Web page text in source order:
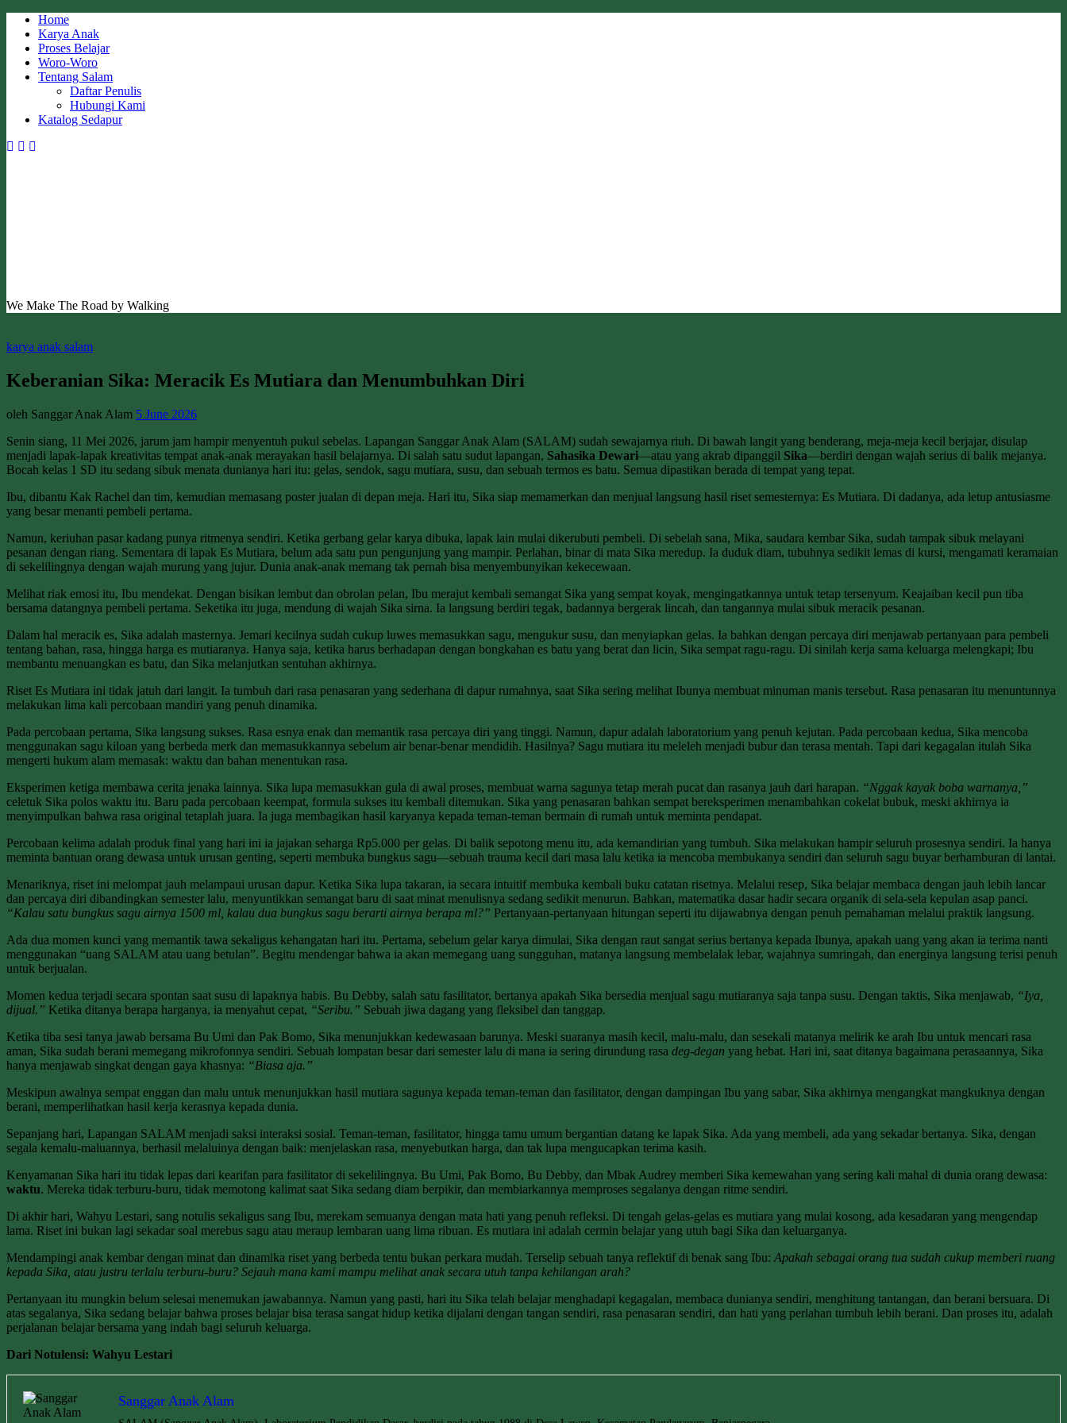
Skip
content
Home
Karya Anak
Proses Belajar
Woro-Woro
Tentang Salam
Daftar Penulis
Hubungi Kami
Katalog Sedapur
We Make The Road by Walking
karya anak salam
Keberanian Sika: Meracik Es Mutiara dan Menumbuhkan Diri
oleh Sanggar Anak Alam 5 June 2026
Senin siang, 11 Mei 2026, jarum jam hampir menyentuh pukul sebelas. Lapangan Sanggar Anak Alam (SALAM) sudah sewajarnya riuh. Di bawah langit yang benderang, meja-meja kecil berjajar, disulap
menjadi lapak-lapak kreativitas tempat anak-anak merayakan hasil belajarnya. Di salah satu sudut lapangan, Sahasika Dewari—atau yang akrab dipanggil Sika—berdiri dengan wajah serius di balik mejanya.
Bocah kelas 1 SD itu sedang sibuk menata dunianya hari itu: gelas, sendok, sagu mutiara, susu, dan sebuah termos es batu. Semua dipastikan berada di tempat yang tepat.
Ibu, dibantu Kak Rachel dan tim, kemudian memasang poster jualan di depan meja. Hari itu, Sika siap memamerkan dan menjual langsung hasil riset semesternya: Es Mutiara. Di dadanya, ada letup antusiasme
yang besar menanti pembeli pertama.
Namun, keriuhan pasar kadang punya ritmenya sendiri. Ketika gerbang gelar karya dibuka, lapak lain mulai dikerubuti pembeli. Di sebelah sana, Mika, saudara kembar Sika, sudah tampak sibuk melayani
pesanan dengan riang. Sementara di lapak Es Mutiara, belum ada satu pun pengunjung yang mampir. Perlahan, binar di mata Sika meredup. Ia duduk diam, tubuhnya sedikit lemas di kursi, mengamati keramaian
di sekelilingnya dengan wajah murung yang jujur. Dunia anak-anak memang tak pernah bisa menyembunyikan kekecewaan.
Melihat riak emosi itu, Ibu mendekat. Dengan bisikan lembut dan obrolan pelan, Ibu merajut kembali semangat Sika yang sempat koyak, mengingatkannya untuk tetap tersenyum. Keajaiban kecil pun tiba
bersama datangnya pembeli pertama. Seketika itu juga, mendung di wajah Sika sirna. Ia langsung berdiri tegak, badannya bergerak lincah, dan tangannya mulai sibuk meracik pesanan.
Dalam hal meracik es, Sika adalah masternya. Jemari kecilnya sudah cukup luwes memasukkan sagu, mengukur susu, dan menyiapkan gelas. Ia bahkan dengan percaya diri menjawab pertanyaan para pembeli
tentang bahan, rasa, hingga harga es mutiaranya. Hanya saja, ketika harus berhadapan dengan bongkahan es batu yang berat dan licin, Sika sempat ragu-ragu. Di sinilah kerja sama keluarga melengkapi; Ibu
membantu menuangkan es batu, dan Sika melanjutkan sentuhan akhirnya.
Riset Es Mutiara ini tidak jatuh dari langit. Ia tumbuh dari rasa penasaran yang sederhana di dapur rumahnya, saat Sika sering melihat Ibunya membuat minuman manis tersebut. Rasa penasaran itu menuntunnya
melakukan lima kali percobaan mandiri yang penuh dinamika.
Pada percobaan pertama, Sika langsung sukses. Rasa esnya enak dan memantik rasa percaya diri yang tinggi. Namun, dapur adalah laboratorium yang penuh kejutan. Pada percobaan kedua, Sika mencoba
menggunakan sagu kiloan yang berbeda merk dan memasukkannya sebelum air benar-benar mendidih. Hasilnya? Sagu mutiara itu meleleh menjadi bubur dan terasa mentah. Tapi dari kegagalan itulah Sika
mengerti hukum alam memasak: waktu dan bahan menentukan rasa.
Eksperimen ketiga membawa cerita jenaka lainnya. Sika lupa memasukkan gula di awal proses, membuat warna sagunya tetap merah pucat dan rasanya jauh dari harapan. “Nggak kayak boba warnanya,”
celetuk Sika polos waktu itu. Baru pada percobaan keempat, formula sukses itu kembali ditemukan. Sika yang penasaran bahkan sempat bereksperimen menambahkan cokelat bubuk, meski akhirnya ia
menyimpulkan bahwa rasa original tetaplah juara. Ia juga membagikan hasil karyanya kepada teman-teman bermain di rumah untuk meminta pendapat.
Percobaan kelima adalah produk final yang hari ini ia jajakan seharga Rp5.000 per gelas. Di balik sepotong menu itu, ada kemandirian yang tumbuh. Sika melakukan hampir seluruh prosesnya sendiri. Ia hanya
meminta bantuan orang dewasa untuk urusan genting, seperti membuka bungkus sagu—sebuah trauma kecil dari masa lalu ketika ia mencoba membukanya sendiri dan seluruh sagu buyar berhamburan di lantai.
Menariknya, riset ini melompat jauh melampaui urusan dapur. Ketika Sika lupa takaran, ia secara intuitif membuka kembali buku catatan risetnya. Melalui resep, Sika belajar membaca dengan jauh lebih lancar
dan percaya diri dibandingkan semester lalu, menyuntikkan semangat baru di saat minat menulisnya sedang sedikit menurun. Bahkan, matematika dasar hadir secara organik di sela-sela kepulan asap panci.
“Kalau satu bungkus sagu airnya 1500 ml, kalau dua bungkus sagu berarti airnya berapa ml?” Pertanyaan-pertanyaan hitungan seperti itu dijawabnya dengan penuh pemahaman melalui praktik langsung.
Ada dua momen kunci yang memantik tawa sekaligus kehangatan hari itu. Pertama, sebelum gelar karya dimulai, Sika dengan raut sangat serius bertanya kepada Ibunya, apakah uang yang akan ia terima nanti
menggunakan “uang SALAM atau uang betulan”. Begitu mendengar bahwa ia akan memegang uang sungguhan, matanya langsung membelalak lebar, wajahnya sumringah, dan energinya langsung terisi penuh
untuk berjualan.
Momen kedua terjadi secara spontan saat susu di lapaknya habis. Bu Debby, salah satu fasilitator, bertanya apakah Sika bersedia menjual sagu mutiaranya saja tanpa susu. Dengan taktis, Sika menjawab, “Iya,
dijual.” Ketika ditanya berapa harganya, ia menyahut cepat, “Seribu.” Sebuah jiwa dagang yang fleksibel dan tanggap.
Ketika tiba sesi tanya jawab bersama Bu Umi dan Pak Bomo, Sika menunjukkan kedewasaan barunya. Meski suaranya masih kecil, malu-malu, dan sesekali matanya melirik ke arah Ibu untuk mencari rasa
aman, Sika sudah berani memegang mikrofonnya sendiri. Sebuah lompatan besar dari semester lalu di mana ia sering dirundung rasa deg-degan yang hebat. Hari ini, saat ditanya bagaimana perasaannya, Sika
hanya menjawab singkat dengan gaya khasnya: “Biasa aja.”
Meskipun awalnya sempat enggan dan malu untuk menunjukkan hasil mutiara sagunya kepada teman-teman dan fasilitator, dengan dampingan Ibu yang sabar, Sika akhirnya mengangkat mangkuknya dengan
berani, memperlihatkan hasil kerja kerasnya kepada dunia.
Sepanjang hari, Lapangan SALAM menjadi saksi interaksi sosial. Teman-teman, fasilitator, hingga tamu umum bergantian datang ke lapak Sika. Ada yang membeli, ada yang sekadar bertanya. Sika, dengan
segala kemalu-maluannya, berhasil melaluinya dengan baik: menjelaskan rasa, menyebutkan harga, dan tak lupa mengucapkan terima kasih.
Kenyamanan Sika hari itu tidak lepas dari kearifan para fasilitator di sekelilingnya. Bu Umi, Pak Bomo, Bu Debby, dan Mbak Audrey memberi Sika kemewahan yang sering kali mahal di dunia orang dewasa:
waktu. Mereka tidak terburu-buru, tidak memotong kalimat saat Sika sedang diam berpikir, dan membiarkannya memproses segalanya dengan ritme sendiri.
Di akhir hari, Wahyu Lestari, sang notulis sekaligus sang Ibu, merekam semuanya dengan mata hati yang penuh refleksi. Di tengah gelas-gelas es mutiara yang mulai kosong, ada kesadaran yang mengendap
lama. Riset ini bukan lagi sekadar soal merebus sagu atau meraup lembaran uang lima ribuan. Es mutiara ini adalah cermin belajar yang utuh bagi Sika dan keluarganya.
Mendampingi anak kembar dengan minat dan dinamika riset yang berbeda tentu bukan perkara mudah. Terselip sebuah tanya reflektif di benak sang Ibu: Apakah sebagai orang tua sudah cukup memberi ruang
kepada Sika, atau justru terlalu terburu-buru? Sejauh mana kami mampu melihat anak secara utuh tanpa kehilangan arah?
Pertanyaan itu mungkin belum selesai menemukan jawabannya. Namun yang pasti, hari itu Sika telah belajar menghadapi kegagalan, membaca dunianya sendiri, menghitung tantangan, dan berani bersuara. Di
atas segalanya, Sika sedang belajar bahwa proses belajar bisa terasa sangat hidup ketika dijalani dengan tangan sendiri, rasa penasaran sendiri, dan hati yang perlahan tumbuh lebih berani. Dan proses itu, adalah
perjalanan belajar bersama yang indah bagi seluruh keluarga.
Dari Notulensi: Wahyu Lestari
Sanggar Anak Alam